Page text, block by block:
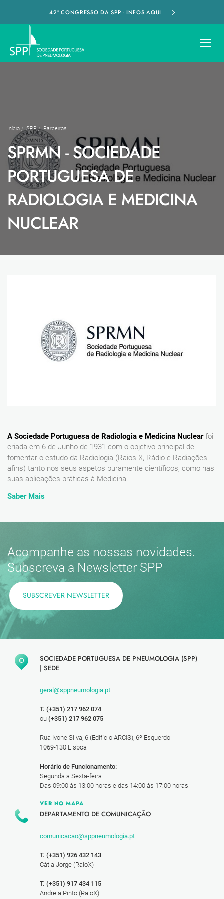
42º CONGRESSO DA SPP - INFOS AQUI
Início /SPP/Parceiros
SPRMN - SOCIEDADE
PORTUGUESA DE
RADIOLOGIA E MEDICINA
NUCLEAR
A Sociedade Portuguesa de Radiologia e Medicina Nuclearfoi
criada em 6 de Junho de 1931 com o objetivo principal de
fomentar o estudo da Radiologia (Raios X, Rádio e Radiações
afins) tanto nos seus aspetos puramente científicos, como nas
suas aplicações práticas à Medicina.
Saber Mais
Acompanhe as nossas novidades.
Subscreva a Newsletter SPP
SUBSCREVER NEWSLETTER
SOCIEDADE PORTUGUESA DE PNEUMOLOGIA (SPP)
| SEDE
geral@sppneumologia.pt
T. (+351) 217 962 074
ou (+351) 217 962 075
Rua Ivone Silva, 6 (Edifício ARCIS), 6º Esquerdo
1069-130 Lisboa
Horário de Funcionamento:
Segunda a Sexta-feira
Das 09:00 às 13:00 horas e das 14:00 às 17:00 horas.
VER NO MAPA
DEPARTAMENTO DE COMUNICAÇÃO
comunicacao@sppneumologia.pt
T. (+351) 926 432 143
Cátia Jorge (RaioX)
T. (+351) 917 434 115
Andreia Pinto (RaioX)